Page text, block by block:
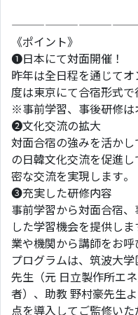
《ポイント》
❶日本にて対面開催！
昨年は全日程を通じて
度は東京にて合宿形式で
※事前学習、事後研修は
❷文化交流の拡大
対面合宿の強みを活か
の日韓文化交流を促進
密な交流を実現します。
❸充実した研修内容
事前学習から対面合宿
した学習機会を提供し
業や機関から講師をお
プログラムは、筑波大
先生（元 日立製作所エ
者）、助教 野村豪先生
点を導入してご監修い